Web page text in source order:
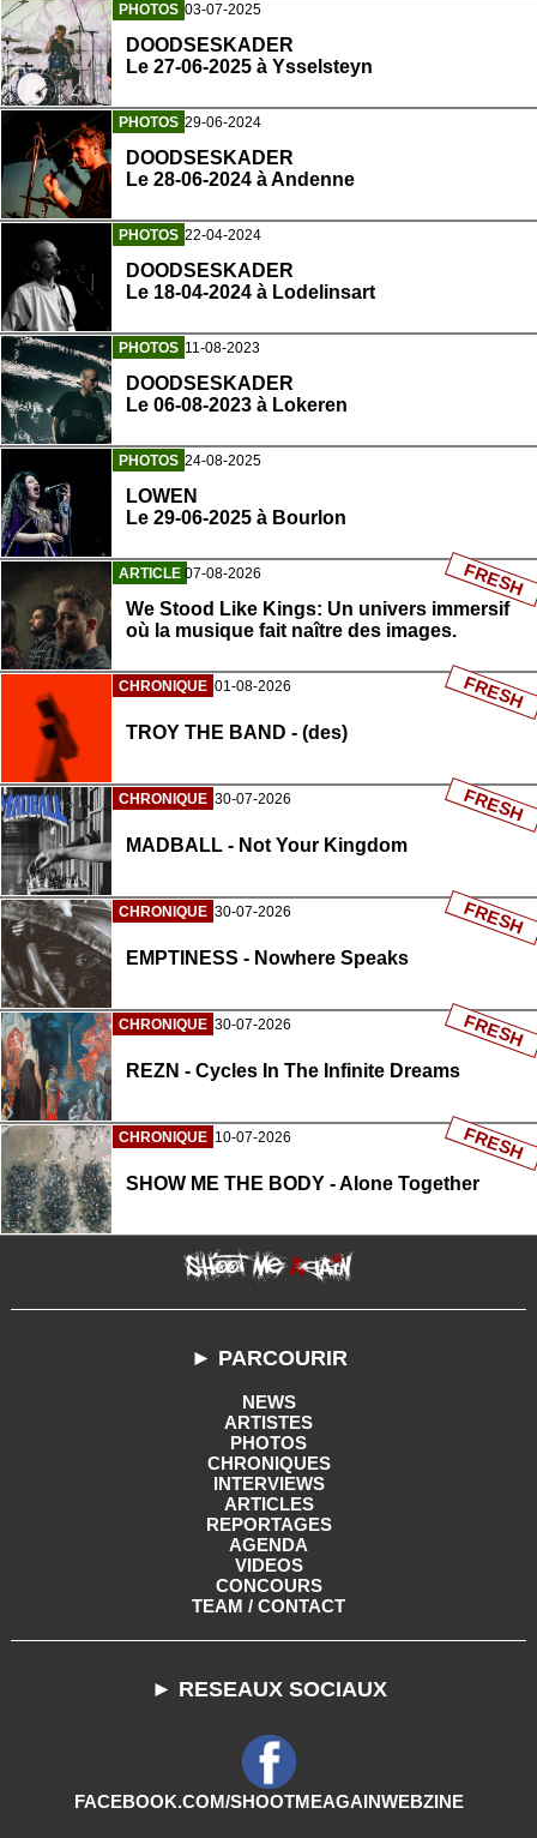
PHOTOS 03-07-2025
DOODSESKADER
Le 27-06-2025 à Ysselsteyn
PHOTOS 29-06-2024
DOODSESKADER
Le 28-06-2024 à Andenne
PHOTOS 22-04-2024
DOODSESKADER
Le 18-04-2024 à Lodelinsart
PHOTOS 11-08-2023
DOODSESKADER
Le 06-08-2023 à Lokeren
PHOTOS 24-08-2025
LOWEN
Le 29-06-2025 à Bourlon
ARTICLE 07-08-2026
We Stood Like Kings: Un univers immersif
où la musique fait naître des images.
FRESH
CHRONIQUE 01-08-2026
TROY THE BAND - (des)
FRESH
CHRONIQUE 30-07-2026
MADBALL - Not Your Kingdom
FRESH
CHRONIQUE 30-07-2026
EMPTINESS - Nowhere Speaks
FRESH
CHRONIQUE 30-07-2026
REZN - Cycles In The Infinite Dreams
FRESH
CHRONIQUE 10-07-2026
SHOW ME THE BODY - Alone Together
FRESH
► PARCOURIR
NEWS
ARTISTES
PHOTOS
CHRONIQUES
INTERVIEWS
ARTICLES
REPORTAGES
AGENDA
VIDEOS
CONCOURS
TEAM / CONTACT
► RESEAUX SOCIAUX
FACEBOOK.COM/SHOOTMEAGAINWEBZINE